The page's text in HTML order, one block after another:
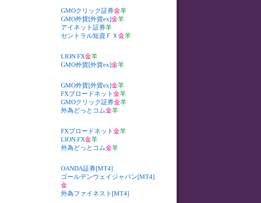
GMOクリック証券金羊
GMO外貨[外貨ex]金羊
アイネット証券羊
セントラル短資ＦＸ 金羊
LION FX金羊
GMO外貨[外貨ex]金羊
GMO外貨[外貨ex]金羊
FXブロードネット 金羊
GMOクリック証券金羊
外為どっとコム金羊
FXブロードネット 金羊
LION FX金羊
外為どっとコム金羊
OANDA証券[MT4]
ゴールデンウェイジャパン[MT4]
金
外為ファイネスト[MT4]